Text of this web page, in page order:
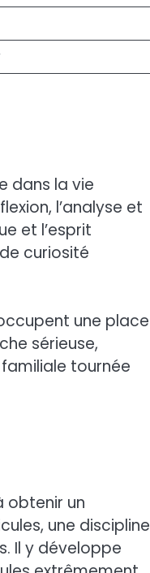
dans la vie
l’analyse et
et l’esprit
curiosité
une place
sérieuse,
tournée
obtenir un
une discipline
Il y développe